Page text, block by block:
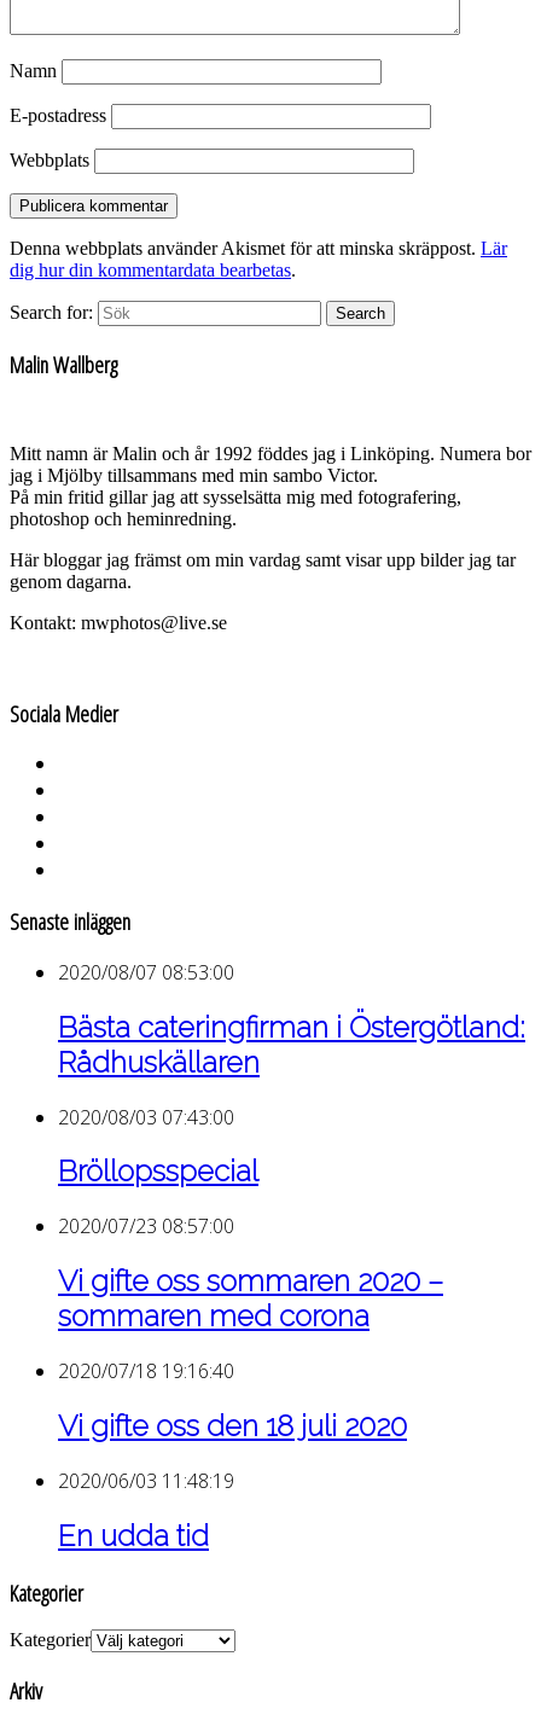
Namn
E-postadress
Webbplats
Denna webbplats använder Akismet för att minska skräppost. Lär
dig hur din kommentardata bearbetas.
Search for: Search
Malin Wallberg
Mitt namn är Malin och år 1992 föddes jag i Linköping. Numera bor
jag i Mjölby tillsammans med min sambo Victor.
På min fritid gillar jag att sysselsätta mig med fotografering,
photoshop och heminredning.
Här bloggar jag främst om min vardag samt visar upp bilder jag tar
genom dagarna.
Kontakt: mwphotos@live.se
Sociala Medier
Senaste inläggen
2020/08/07 08:53:00
Bästa cateringfirman i Östergötland:
Rådhuskällaren
2020/08/03 07:43:00
Bröllopsspecial
2020/07/23 08:57:00
Vi gifte oss sommaren 2020 –
sommaren med corona
2020/07/18 19:16:40
Vi gifte oss den 18 juli 2020
2020/06/03 11:48:19
En udda tid
Kategorier
Kategorier
Arkiv